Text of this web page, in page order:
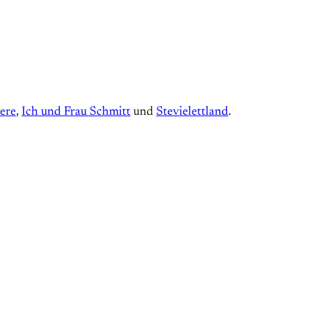
, Ich und Frau Schmitt und Stevielettland.